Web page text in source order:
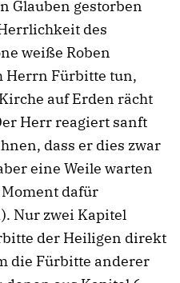
Glauben gestorben
des
weiße Roben
Herrn Fürbitte tun,
auf Erden rächt
Herr reagiert sanft
dass er dies zwar
eine Weile warten
dafür
Nur zwei Kapitel
der Heiligen direkt
die Fürbitte anderer